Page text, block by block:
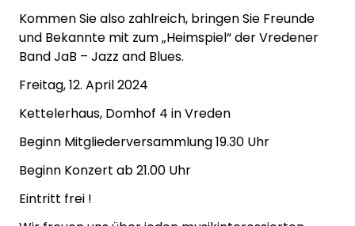
Kommen Sie also zahlreich, bringen Sie Freunde
und Bekannte mit zum „Heimspiel“ der Vredener
Band JaB – Jazz and Blues.
Freitag, 12. April 2024
Kettelerhaus, Domhof 4 in Vreden
Beginn Mitgliederversammlung 19.30 Uhr
Beginn Konzert ab 21.00 Uhr
Eintritt frei !